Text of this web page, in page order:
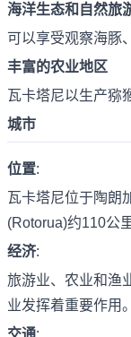
海洋生态和自然旅
可以享受观察海豚
丰富的农业地区
瓦卡塔尼以生产猕
城市
位置:
瓦卡塔尼位于陶朗
(Rotorua)约110公里
经济:
旅游业、农业和渔
业发挥着重要作用。
交通: